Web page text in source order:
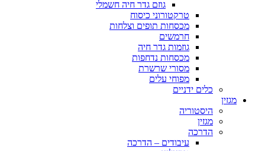
גוזם גדר חיה חשמלי
טרקטורוני כיסוח
מכסחות תופים וצלחות
חרמשים
גוזמות גדר חיה
מכסחות נדחפות
מסורי שרשרת
מפוחי עלים
כלים ידניים
מגזין
היסטוריה
מגזין
הדרכה
עיבודים – הדרכה